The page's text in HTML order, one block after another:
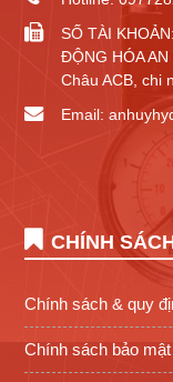
SỐ TÀI
ĐỘNG HÓA
Châu ACB, chi
Email:
CHÍNH
Chính sách & quy
Chính sách bảo